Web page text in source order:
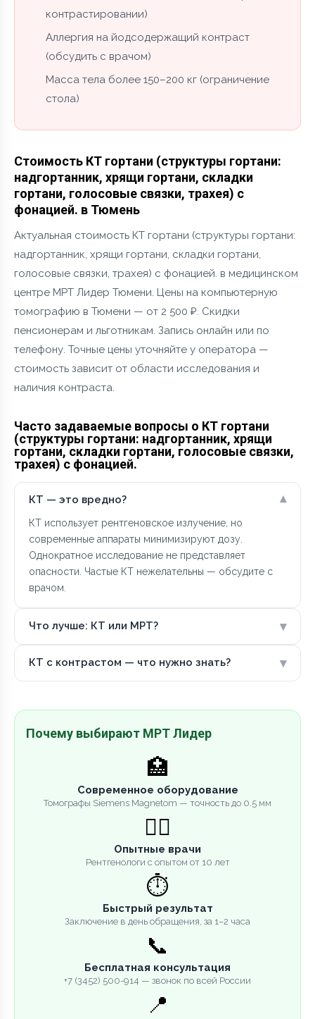
контрастировании)
Аллергия на йодсодержащий контраст
(обсудить с врачом)
Масса тела более 150–200 кг (ограничение
стола)
Стоимость КТ гортани (структуры гортани:
надгортанник, хрящи гортани, складки
гортани, голосовые связки, трахея) с
фонацией. в Тюмень
Актуальная стоимость КТ гортани (структуры гортани:
надгортанник, хрящи гортани, складки гортани,
голосовые связки, трахея) с фонацией. в медицинском
центре МРТ Лидер Тюмени. Цены на компьютерную
томографию в Тюмени — от 2 500 ₽. Скидки
пенсионерам и льготникам. Запись онлайн или по
телефону. Точные цены уточняйте у оператора —
стоимость зависит от области исследования и
наличия контраста.
Часто задаваемые вопросы о КТ гортани
(структуры гортани: надгортанник, хрящи
гортани, складки гортани, голосовые связки,
трахея) с фонацией.
КТ — это вредно? ▾
КТ использует рентгеновское излучение, но
современные аппараты минимизируют дозу.
Однократное исследование не представляет
опасности. Частые КТ нежелательны — обсудите с
врачом.
Что лучше: КТ или МРТ? ▾
КТ с контрастом — что нужно знать? ▾
Почему выбирают МРТ Лидер
🏥
Современное оборудование
Томографы Siemens Magnetom — точность до 0.5 мм
👨‍⚕️
Опытные врачи
Рентгенологи с опытом от 10 лет
⏱️
Быстрый результат
Заключение в день обращения, за 1–2 часа
📞
Бесплатная консультация
+7 (3452) 500-914 — звонок по всей России
📍